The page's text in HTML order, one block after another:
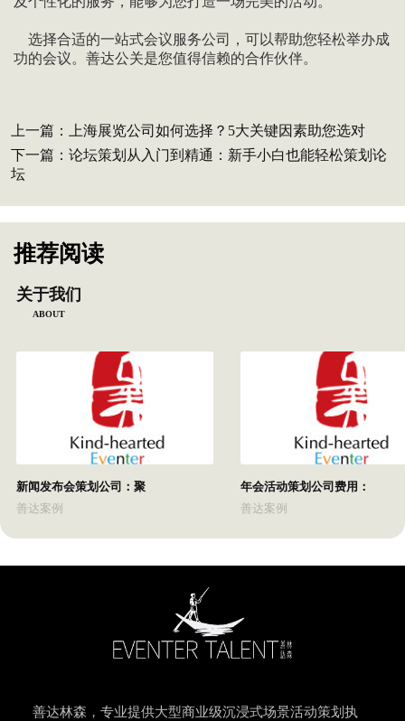
选择合适的一站式会议服务公司，可以帮助您轻松举办成
功的会议。善达公关是您值得信赖的合作伙伴。
上一篇：
上海展览公司如何选择？5大关键因素助您选对
下一篇： 论坛策划从入门到精通：新手小白也能轻松策划论
坛
推荐阅读
关于我们
ABOUT
新闻发布会策划公司：聚
善达案例
年会活动策划公司费用：
善达案例
善达林森，专业提供大型商业级沉浸式场景活动策划执